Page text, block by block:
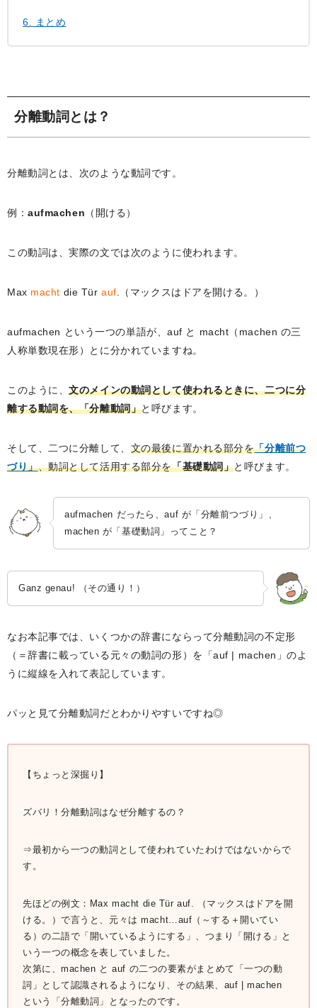
6. まとめ
分離動詞とは？
分離動詞とは、次のような動詞です。
例：aufmachen （開ける）
この動詞は、実際の文では次のように使われます。
Max macht die Türauf.（マックスはドアを開ける。）
aufmachen という一つの単語が、auf と macht（machen の三
人称単数現在形）とに分かれていますね。
このように、文のメインの動詞として使われるときに、二つに分
離する動詞を、「分離動詞」と呼びます。
そして、二つに分離して、 文の最後に置かれる部分を「分離前つ
づり」、動詞として活用する部分を「基礎動詞」と呼びます。
aufmachen だったら、auf が「分離前つづり」、
machen が「基礎動詞」ってこと？
Ganz genau! （その通り！）
なお本記事では、いくつかの辞書にならって分離動詞の不定形
（＝辞書に載っている元々の動詞の形）を「auf | machen」のよ
うに縦線を入れて表記しています。
パッと見て分離動詞だとわかりやすいですね◎
【ちょっと深掘り】
ズバリ！分離動詞はなぜ分離するの？
⇒最初から一つの動詞として使われていたわけではないからで
す。
先ほどの例文：Max macht die Tür auf. （マックスはドアを開
ける。）で言うと、元々は macht…auf（～する＋開いてい
る）の二語で「開いているようにする」、つまり「開ける」と
いう一つの概念を表していました。
次第に、machen と auf の二つの要素がまとめて「一つの動
詞」として認識されるようになり、その結果、auf | machen
という「分離動詞」となったのです。